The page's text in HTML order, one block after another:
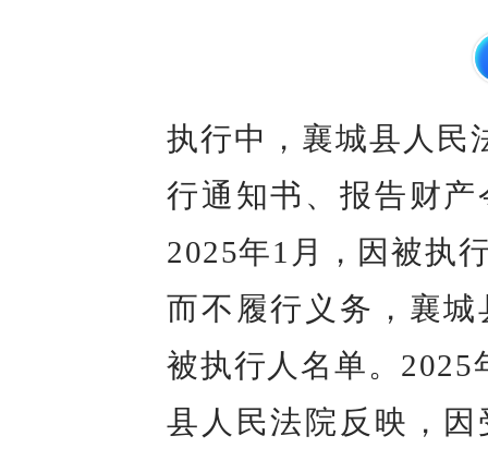
执行中，襄城县人民
行通知书、报告财
2025年1月，因被执
而不履行义务，襄
被执行人名单。
县人民法院反映，